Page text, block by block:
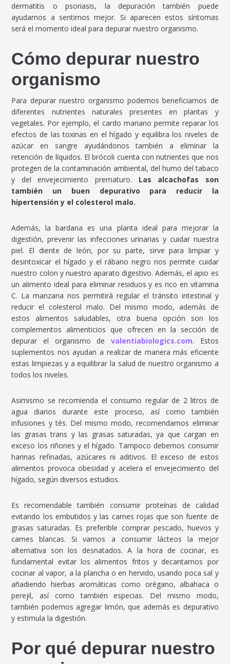
dermatitis o psoriasis, la depuración también puede
ayudarnos a sentirnos mejor. Si aparecen estos síntomas
será el momento ideal para depurar nuestro organismo.
Cómo depurar nuestro
organismo
Para depurar nuestro organismo podemos beneficiarnos de
diferentes nutrientes naturales presentes en plantas y
vegetales. Por ejemplo, el cardo mariano permite reparar los
efectos de las toxinas en el hígado y equilibra los niveles de
azúcar en sangre ayudándonos también a eliminar la
retención de líquidos. El brócoli cuenta con nutrientes que nos
protegen de la contaminación ambiental, del humo del tabaco
y del envejecimiento prematuro. Las alcachofas son
también un buen depurativo para reducir la
hipertensión y el colesterol malo.
Además, la bardana es una planta ideal para mejorar la
digestión, prevenir las infecciones urinarias y cuidar nuestra
piel. El diente de león, por su parte, sirve para limpiar y
desintoxicar el hígado y el rábano negro nos permite cuidar
nuestro colon y nuestro aparato digestivo. Además, el apio es
un alimento ideal para eliminar residuos y es rico en vitamina
C. La manzana nos permitirá regular el tránsito intestinal y
reducir el colesterol malo. Del mismo modo, además de
estos alimentos saludables, otra buena opción son los
complementos alimenticios que ofrecen en la sección de
depurar el organismo de valentiabiologics.com. Estos
suplementos nos ayudan a realizar de manera más eficiente
estas limpiezas y a equilibrar la salud de nuestro organismo a
todos los niveles.
Asimismo se recomienda el consumo regular de 2 litros de
agua diarios durante este proceso, así como también
infusiones y tés. Del mismo modo, recomendamos eliminar
las grasas trans y las grasas saturadas, ya que cargan en
exceso los riñones y el hígado. Tampoco debemos consumir
harinas refinadas, azúcares ni aditivos. El exceso de estos
alimentos provoca obesidad y acelera el envejecimiento del
hígado, según diversos estudios.
Es recomendable también consumir proteínas de calidad
evitando los embutidos y las carnes rojas que son fuente de
grasas saturadas. Es preferible comprar pescado, huevos y
carnes blancas. Si vamos a consumir lácteos la mejor
alternativa son los desnatados. A la hora de cocinar, es
fundamental evitar los alimentos fritos y decantarnos por
cocinar al vapor, a la plancha o en hervido, usando poca sal y
añadiendo hierbas aromáticas como orégano, albahaca o
perejil, así como también especias. Del mismo modo,
también podemos agregar limón, que además es depurativo
y estimula la digestión.
Por qué depurar nuestro